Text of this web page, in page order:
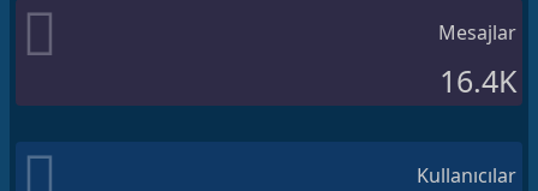
Mesajlar
16.4K
Kullanıcılar